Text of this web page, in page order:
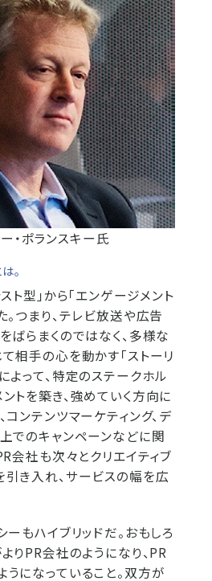
・ポランスキー氏
。
ト型」から「エンゲージメント
。つまり、テレビ放送や広告
ばらまくのではなく、多様な
相手の心を動かす「ストーリ
よって、特定のステークホル
トを築き、強めていく方向に
コンテンツマーケティング、デ
でのキャンペーンなどに関
会社も次々とクリエイティブ
き入れ、サービスの幅を広
もハイブリッドだ。おもしろ
りPR会社のようになり、PR
になっていること。双方が